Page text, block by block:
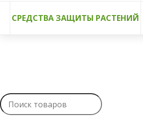
СРЕДСТВА ЗАЩИТЫ РАСТЕНИЙ